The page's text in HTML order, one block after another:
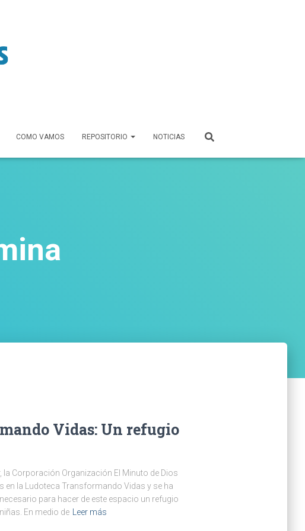
COMO VAMOS REPOSITORIO NOTICIAS
Vidas: Un refugio
la Corporación Organización El Minuto de Dios
en la Ludoteca Transformando Vidas y se ha
para hacer de este espacio un refugio
En medio de Leer más